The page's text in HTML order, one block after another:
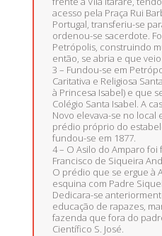
acesso pela Praça Rui
Portugal, transferiu-se
ordenou-se sacerdote.
Petrópolis, construindo
então, se abria e que
3 – Fundou-se em
Caritativa e Religiosa
à Princesa Isabel) e que
Colégio Santa Isabel. A
Novo elevava-se no local
prédio próprio do
fundou-se em 1877.
4 – O Asilo do Amparo
Francisco de Siqueira
O prédio que se ergue à
esquina com Padre
Dedicara-se
educação de rapazes,
fazenda que fora do
Científico S. José.